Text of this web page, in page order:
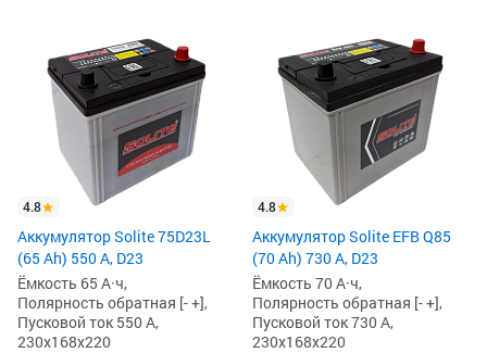
4.8
Аккумулятор Solite 75D23L
(65 Ah) 550 А, D23
Ёмкость 65 А·ч,
Полярность обратная [- +],
Пусковой ток 550 А,
230x168x220
4.8
Аккумулятор Solite EFB Q85
(70 Ah) 730 А, D23
Ёмкость 70 А·ч,
Полярность обратная [- +],
Пусковой ток 730 А,
230x168x220